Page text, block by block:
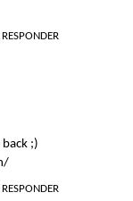
RESPONDER
;)
RESPONDER